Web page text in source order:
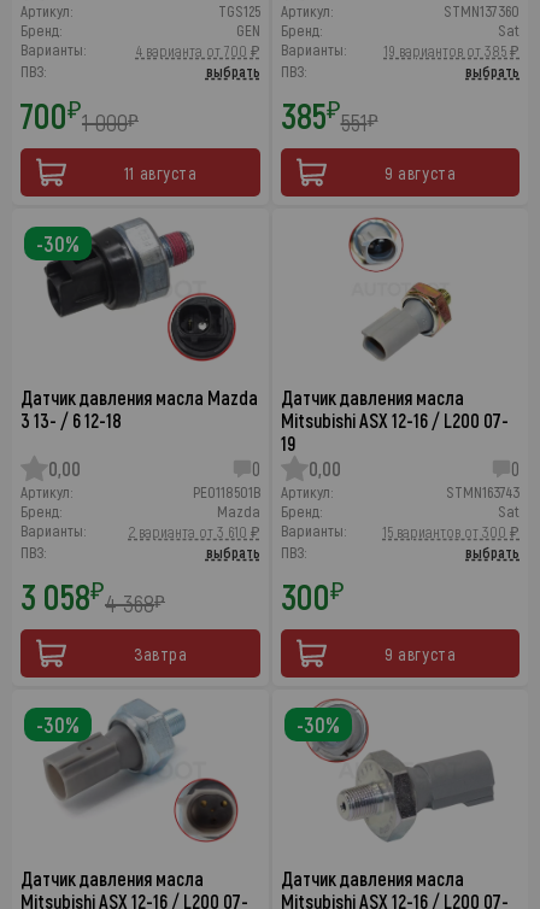
Артикул:
TGS125
Бренд:
GEN
Варианты:
4 варианта от 700 ₽
ПВЗ:
выбрать
700₽1 000₽
11 августа
Артикул:
STMN137360
Бренд:
Sat
Варианты:
19 вариантов от 385 ₽
ПВЗ:
выбрать
385₽551₽
9 августа
Датчик давления масла Mazda
3 13- / 6 12-18
0,00 0
Артикул:
PE0118501B
Бренд:
Mazda
Варианты:
2 варианта от 3 610 ₽
ПВЗ:
выбрать
3 058₽4 368₽
Завтра
-30%
Датчик давления масла
Mitsubishi ASX 12-16 / L200 07-
19
0,00
0
Артикул:
STMN163743
Бренд:
Sat
Варианты:
15 вариантов от 300 ₽
ПВЗ:
выбрать
300₽
9 августа
Датчик давления масла
Mitsubishi ASX 12-16 / L200 07-
-30%
Датчик давления масла
Mitsubishi ASX 12-16 / L200 07-
-30%